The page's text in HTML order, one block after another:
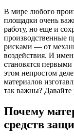
В мире любого
площадки очень
работу, но еще и
производственные
рисками — от
воздействия. И
становятся
этом непростом
материалов
так важны? Давайте
Почему
средств